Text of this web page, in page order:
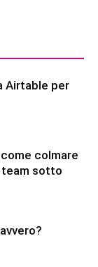
Airtable per
colmare
team sotto